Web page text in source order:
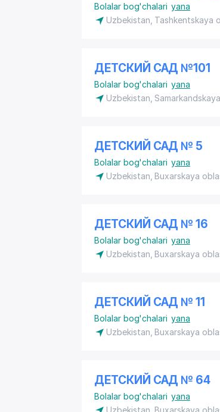
Bolalar bog'chalari yana
Uzbekistan, Tashkentskaya
ДЕТСКИЙ САД №101
Bolalar bog'chalari yana
Uzbekistan,
ДЕТСКИЙ САД № 5
Bolalar bog'chalari yana
Uzbekistan, Buxarskaya
ДЕТСКИЙ САД № 16
Bolalar bog'chalari yana
Uzbekistan, Buxarskaya
ДЕТСКИЙ САД № 11
Bolalar bog'chalari yana
Uzbekistan, Buxarskaya
ДЕТСКИЙ САД № 64
Bolalar bog'chalari yana
Uzbekistan, Buxarskaya